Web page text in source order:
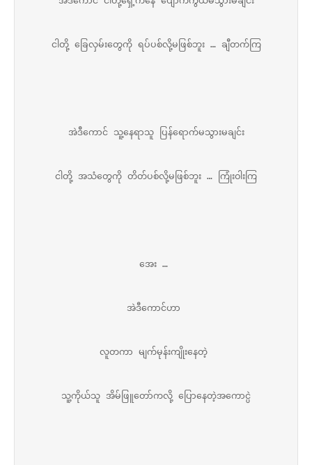
ငါတို့ ခြေလှမ်းတွေကို ရပ်ပစ်လို့မဖြစ်ဘူး … ချီတက်ကြ
အဲဒီကောင် သူ့နေရာသူ ပြန်ရောက်မသွားမချင်း
ငါတို့ အသံတွေကို တိတ်ပစ်လို့မဖြစ်ဘူး … ကြုံးဝါးကြ
အေး …
အဲဒီကောင်ဟာ
လူတကာ မျက်မုန်းကျိုးနေတဲ့
သူ့ကိုယ်သူ အိမ်ဖြူတော်ကလို့ ပြောနေတဲ့အကောင္ပဲ